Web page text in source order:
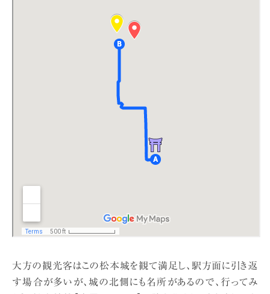
大方の観光客はこの松本城を観て満足し、駅方面に引き返
す場合が多いが、城の北側にも名所があるので、行ってみ